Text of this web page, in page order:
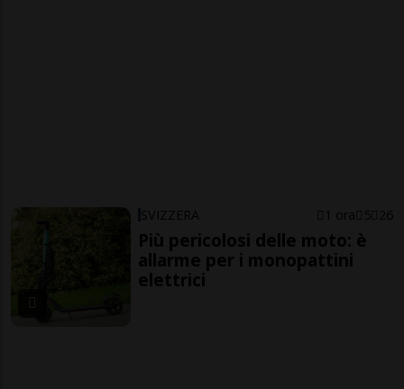
SVIZZERA 1 ora 5 26
Più pericolosi delle moto: è
allarme per i monopattini
elettrici